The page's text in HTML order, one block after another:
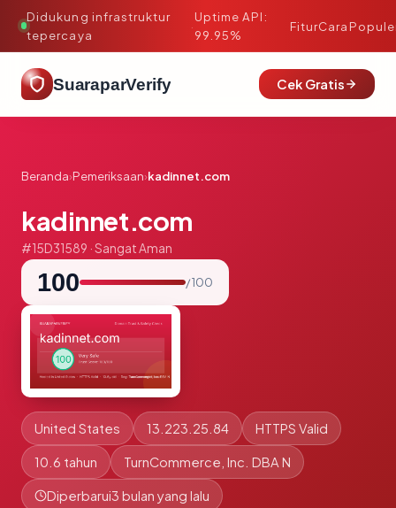
Didukung infrastruktur
tepercaya
·
Uptime API:
99.95%
FiturCara
SuaraparVerify Cek Gratis
Beranda›Pemeriksaan›kadinnet.com
kadinnet.com
#15D31589 · Sangat Aman
100 / 100
United States 13.223.25.84 HTTPS Valid
10.6 tahun TurnCommerce, Inc. DBA N
Diperbarui3 bulan yang lalu